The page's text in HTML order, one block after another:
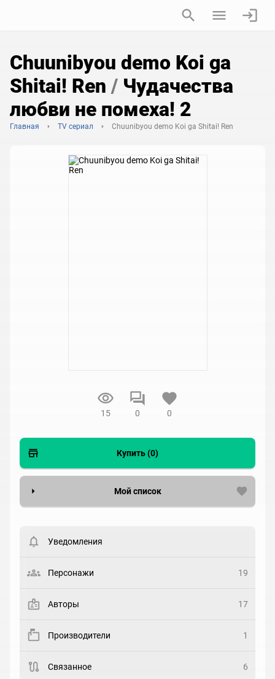
Chuunibyou demo Koi ga
Shitai! Ren / Чудачества
любви не помеха! 2
Главная TV сериал Chuunibyou demo Koi ga Shitai! Ren
15 0 0
Купить (0)
Мой список
Статус
Рейтинг
Реакция
Уведомления
Персонажи 19
Авторы 17
Производители 1
Связанное 6